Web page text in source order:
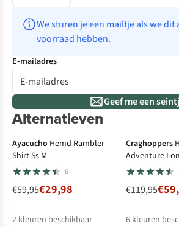
We sturen je een mailtje als we
voorraad hebben.
E-mailadres
Geef me een
Alternatieven
-50%
Ayacucho Hemd Rambler
Shirt Ss M
6
€59,95€29,98
2 kleuren beschikbaar
Craghoppers
Adventure
Shirt III
€119,95
6 kleuren